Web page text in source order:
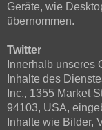
Geräte, wie
übernommen.
Twitter
Innerhalb unseres
Inhalte des
Inc., 1355 Market
94103, USA,
Inhalte wie Bilder,